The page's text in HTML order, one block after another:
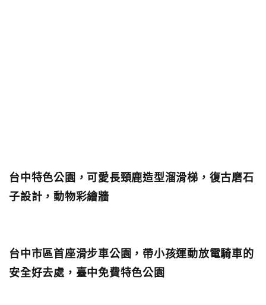
台中特色公園，可愛長頸鹿造型溜滑梯，復古磨石
子設計，動物彩繪牆
台中市區首座滑步車公園，帶小孩運動放電騎車的
安全好去處，臺中免費特色公園